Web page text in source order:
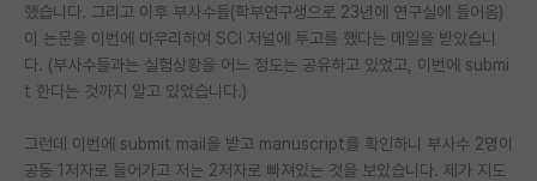
PI 전용 게시판
인문사회 계열 게시판
반도체/AI 게시판
했습니다. 그리고 이후 부사수들(학부연구생으로 23년에 연구실에 들어옴)
이 논문을 이번에 마무리하여 SCI 저널에 투고를 했다는 메일을 받았습니
다. (부사수들과는 실험상황을 어느 정도는 공유하고 있었고, 이번에 submi
t 한다는 것까지 알고 있었습니다.)
그런데 이번에 submit mail을 받고 manuscript를 확인하니 부사수 2명이
공동 1저자로 들어가고 저는 2저자로 빠져있는 것을 보았습니다. 제가 지도